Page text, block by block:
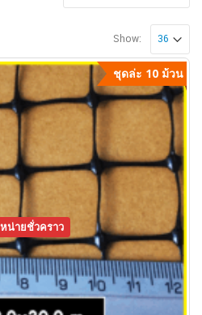
Show:
ชุดล่ะ 10 ม้วน
น่ายชั่วคราว